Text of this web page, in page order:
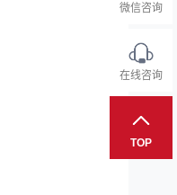
微信咨询
在线咨询
TOP